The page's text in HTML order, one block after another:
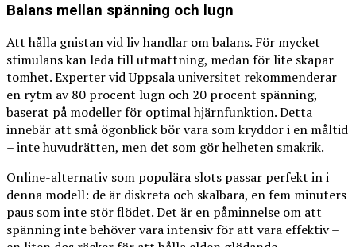
Balans mellan spänning och lugn
Att hålla gnistan vid liv handlar om balans. För mycket
stimulans kan leda till utmattning, medan för lite skapar
tomhet. Experter vid Uppsala universitet rekommenderar
en rytm av 80 procent lugn och 20 procent spänning,
baserat på modeller för optimal hjärnfunktion. Detta
innebär att små ögonblick bör vara som kryddor i en måltid
– inte huvudrätten, men det som gör helheten smakrik.
Online-alternativ som populära slots passar perfekt in i
denna modell: de är diskreta och skalbara, en fem minuters
paus som inte stör flödet. Det är en påminnelse om att
spänning inte behöver vara intensiv för att vara effektiv –